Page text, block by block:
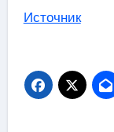
Источник